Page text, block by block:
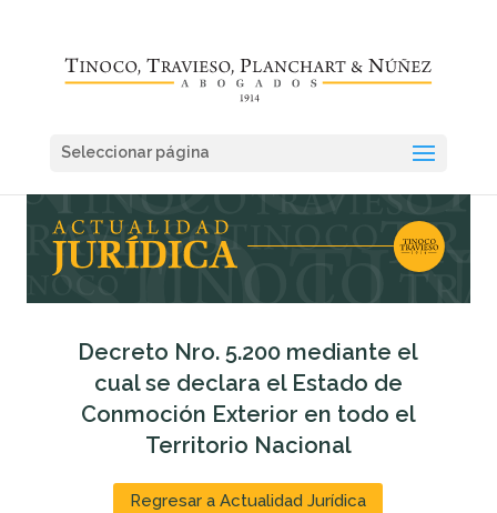
Seleccionar página
Decreto Nro. 5.200 mediante el
cual se declara el Estado de
Conmoción Exterior en todo el
Territorio Nacional
Regresar a Actualidad Jurídica